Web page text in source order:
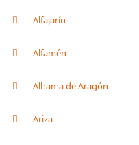
Alfajarín
Alfamén
Alhama de Aragón
Ariza